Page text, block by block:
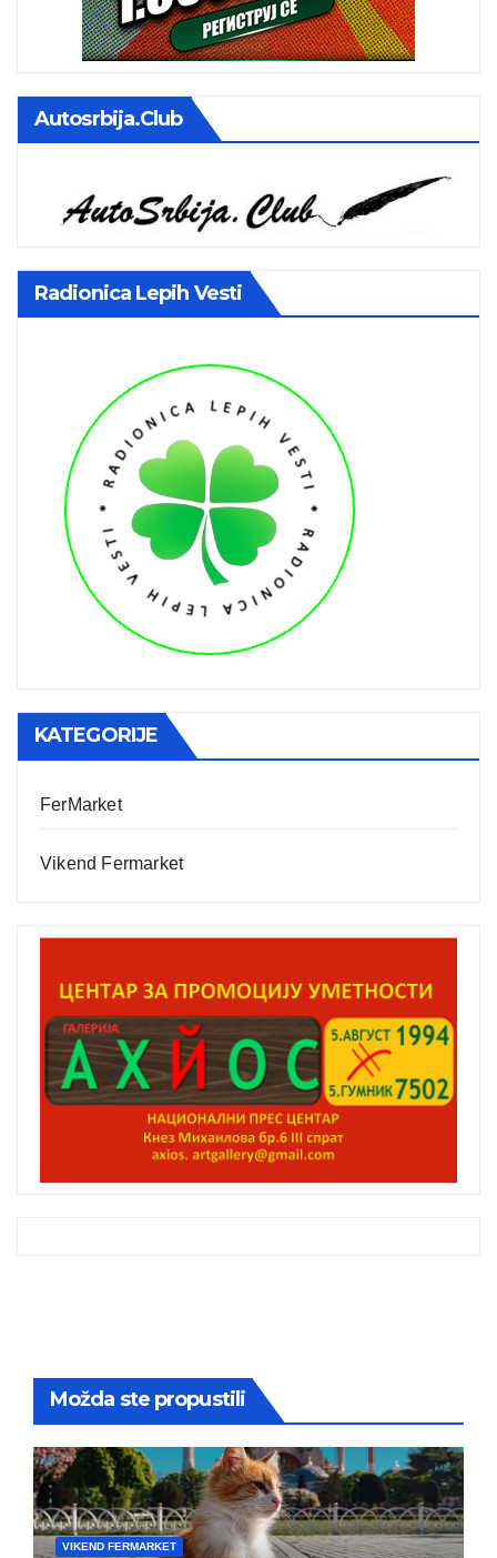
Autosrbija.club
Radionica Lepih Vesti
KATEGORIJE
FerMarket
Vikend Fermarket
Možda ste propustili
VIKEND FERMARKET